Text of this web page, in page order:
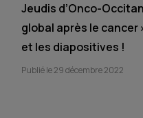
Jeudis d’Onco-
global après le
et les diapositives !
Publié le 29 décembre 2022